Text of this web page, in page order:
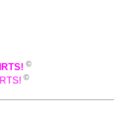
©
©